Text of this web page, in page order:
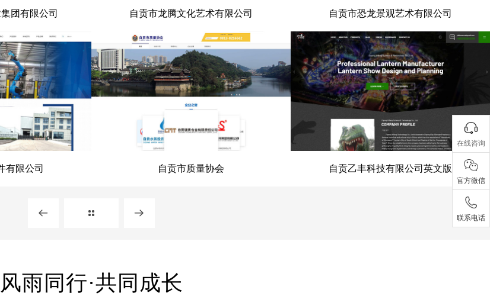
团有限公司
团有限公司
自贡市龙腾文化艺术有限公司
自贡市龙腾文化艺术有限公司
自贡市恐龙景观艺术有限公司
自贡市恐龙景观艺术有限公司
有限公司 自贡市质量协会
自贡乙丰科技有限公司英文版
自贡乙丰科技有限公司英文版
风雨同行·共同成长
在线咨询
官方微信
联系电话